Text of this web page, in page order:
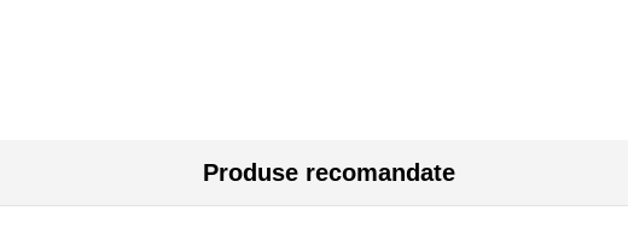
Produse recomandate